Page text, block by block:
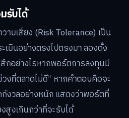
รับได้
ามเสี่ยง (Risk Tolerance) เป็น
มินอย่างตรงไปตรงมา ลองตั้ง
กอย่างไรหากพอร์ตการลงทุนมี
งที่ตลาดไม่ดี” หากคำตอบคือจะ
งวลอย่างหนัก แสดงว่าพอร์ตที่
สูงเกินกว่าที่จะรับได้